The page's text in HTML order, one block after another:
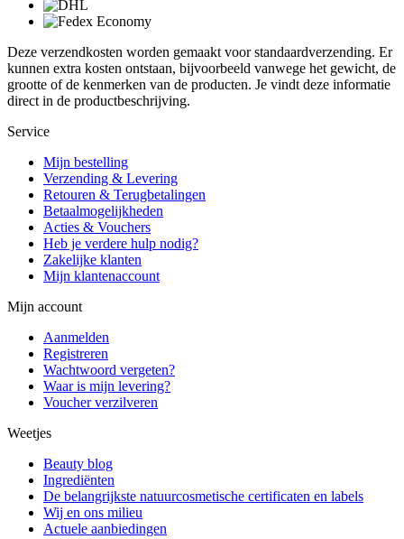
Deze verzendkosten worden gemaakt voor standaardverzending. Er
kunnen extra kosten ontstaan, bijvoorbeeld vanwege het gewicht, de
grootte of de kenmerken van de producten. Je vindt deze informatie
direct in de productbeschrijving.
Service
Mijn bestelling
Verzending & Levering
Retouren & Terugbetalingen
Betaalmogelijkheden
Acties & Vouchers
Heb je verdere hulp nodig?
Zakelijke klanten
Mijn klantenaccount
Mijn account
Aanmelden
Registreren
Wachtwoord vergeten?
Waar is mijn levering?
Voucher verzilveren
Weetjes
Beauty blog
Ingrediënten
De belangrijkste natuurcosmetische certificaten en labels
Wij en ons milieu
Actuele aanbiedingen